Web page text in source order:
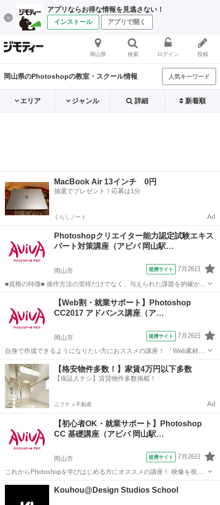
アプリならお得な情報を見逃さない！
インストール アプリで開く
岡山県 検索 ログイン 投稿
岡山県のPhotoshopの教室・スクール情報 人気キーワード
エリア ジャンル 詳細 新着順
MacBook Air 13インチ 0円
抽選でプレゼント！応募は1分
くらしノート Ad
Photoshopクリエイター能力認定試験エキス
パート対策講座（アビバ 岡山駅…
岡山市 提携サイト 7月26日
■資格の特徴■ 操作方法の習得だけでなく、与えられた課題を的確かつ
スムーズに行う力が試されることが特長です。実践的なスキルを身に
つけることができるため、多くの方が受験されています。 ■講座の特
徴■ Photoshopクリ...
Photoshop
【Web割・就業サポート】Photoshop
CC2017 アドバンス講座（ア…
岡山市 提携サイト 7月26日
自身で作成できるようになりたい方におススメの講座！ 「Web素材」
や「印刷物」など、テーマに合わせた制作物作成のノウハウを学習し
ます。 アイコン画像やポストカードなど、実際に制作機会の多い成果
物をピックアップしているため、 ...
岡山 岡山市 Photoshop
【格安物件多数！】家賃4万円以下多数
【保証人ナシ】賃貸物件多数掲載！
ニフティ不動産 Ad
【初心者OK・就業サポート】Photoshop
CC 基礎講座（アビバ 岡山駅…
岡山市 提携サイト 7月26日
これからPhotoshopを学びはじめる方にオススメの講座！ 映像を視聴
しながら操作を行い、操作の基本からPhotohopの醍醐味である画像合
成や画像加工のスキルまで学習していきます。 実際の制作時に活かし
やすいよう、「何...
岡山 岡山市
Kouhou@Design Studios School